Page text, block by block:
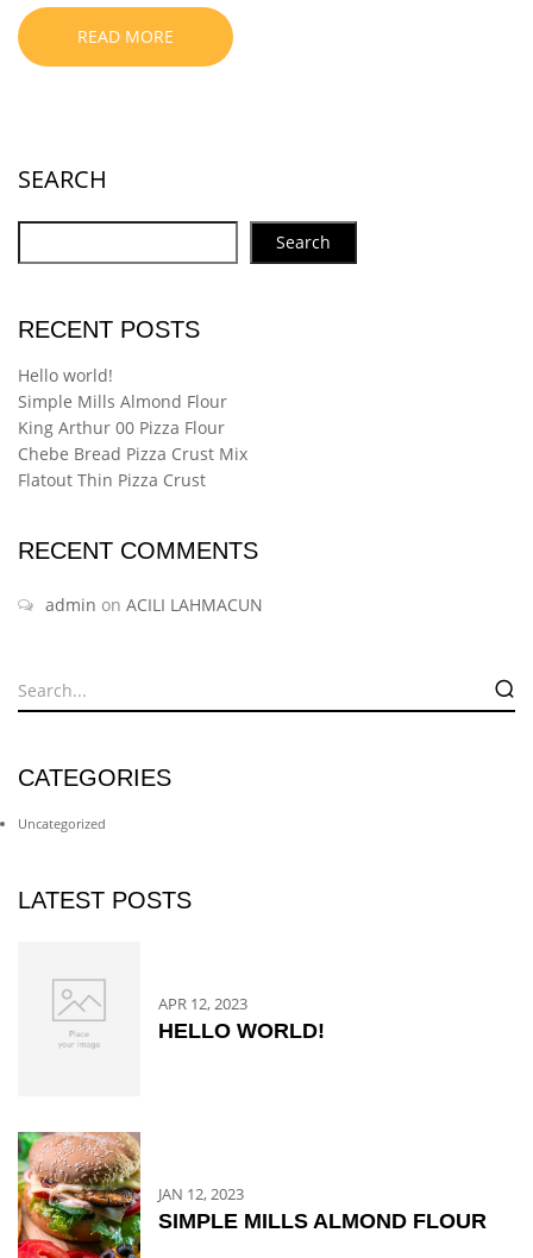
READ MORE
SEARCH
Search
RECENT POSTS
Hello world!
Simple Mills Almond Flour
King Arthur 00 Pizza Flour
Chebe Bread Pizza Crust Mix
Flatout Thin Pizza Crust
RECENT COMMENTS
admin on ACILI LAHMACUN
CATEGORIES
Uncategorized
LATEST POSTS
APR 12, 2023
HELLO WORLD!
JAN 12, 2023
SIMPLE MILLS ALMOND FLOUR